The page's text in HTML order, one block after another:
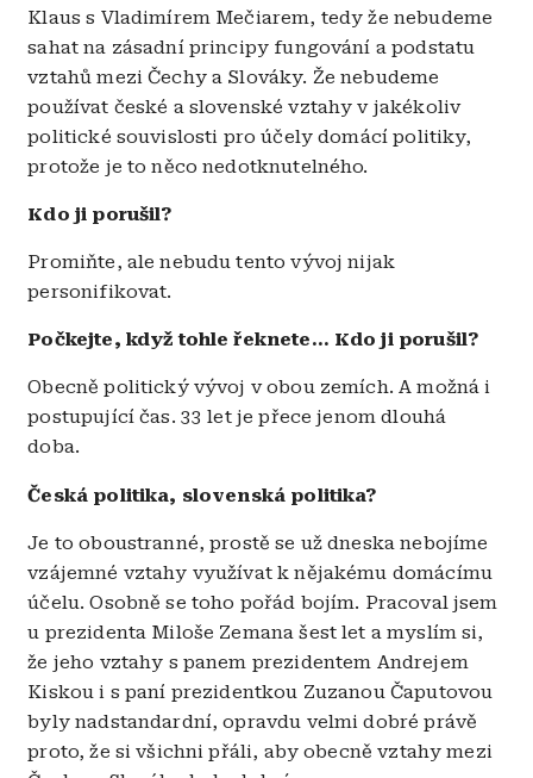
Klaus s Vladimírem Mečiarem, tedy že nebudeme
sahat na zásadní principy fungování a podstatu
vztahů mezi Čechy a Slováky. Že nebudeme
používat české a slovenské vztahy v jakékoliv
politické souvislosti pro účely domácí politiky,
protože je to něco nedotknutelného.
Kdo ji porušil?
Promiňte, ale nebudu tento vývoj nijak
personifikovat.
Počkejte, když tohle řeknete… Kdo ji porušil?
Obecně politický vývoj v obou zemích. A možná i
postupující čas. 33 let je přece jenom dlouhá
doba.
Česká politika, slovenská politika?
Je to oboustranné, prostě se už dneska nebojíme
vzájemné vztahy využívat k nějakému domácímu
účelu. Osobně se toho pořád bojím. Pracoval jsem
u prezidenta Miloše Zemana šest let a myslím si,
že jeho vztahy s panem prezidentem Andrejem
Kiskou i s paní prezidentkou Zuzanou Čaputovou
byly nadstandardní, opravdu velmi dobré právě
proto, že si všichni přáli, aby obecně vztahy mezi